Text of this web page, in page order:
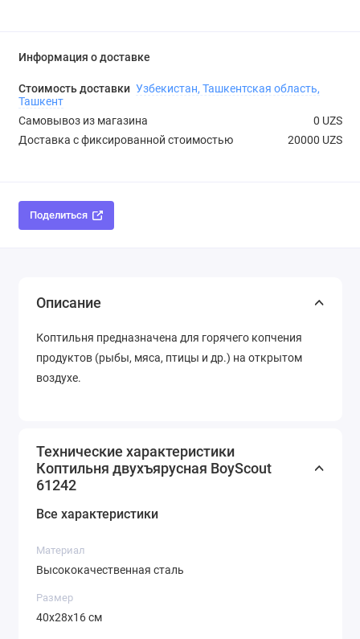
Информация о доставке
Стоимость доставки Узбекистан, Ташкентская область,
Ташкент
Самовывоз из магазина
0 UZS
Доставка с фиксированной стоимостью
20000 UZS
Поделиться
Описание
Коптильня предназначена для горячего копчения
продуктов (рыбы, мяса, птицы и др.) на открытом
воздухе.
Технические характеристики
Коптильня двухъярусная BoyScout
61242
Все характеристики
Материал
Высококачественная сталь
Размер
40х28х16 см